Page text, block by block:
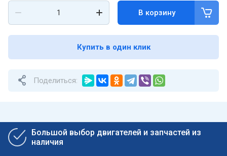
В корзину
Купить в один клик
Поделиться:
Большой выбор двигателей и запчастей из
наличия